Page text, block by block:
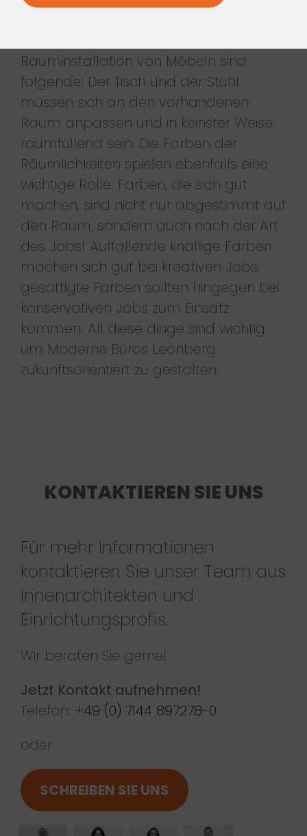
Rauminstallation von Möbeln sind
folgende: Der Tisch und der Stuhl
müssen sich an den vorhandenen
Raum anpassen und in keinster Weise
raumfüllend sein. Die Farben der
Räumlichkeiten spielen ebenfalls eine
wichtige Rolle. Farben, die sich gut
machen, sind nicht nur abgestimmt auf
den Raum, sondern auch nach der Art
des Jobs! Auffallende knallige Farben
machen sich gut bei kreativen Jobs,
gesättigte Farben sollten hingegen bei
konservativen Jobs zum Einsatz
kommen. All diese dinge sind wichtig
um Moderne Büros Leonberg
zukunftsorientiert zu gestalten.
KONTAKTIEREN SIE UNS
Für mehr Informationen
kontaktieren Sie unser Team aus
Innenarchitekten und
Einrichtungsprofis.
Wir beraten Sie gerne!
Jetzt Kontakt aufnehmen!
Telefon: +49 (0) 7144 897278-0
oder
SCHREIBEN SIE UNS